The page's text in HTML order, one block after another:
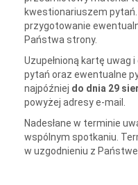
kwestionariuszem
przygotowanie
Państwa strony.
Uzupełnioną kartę uwag
pytań oraz ewentualne
najpóźniej do dnia 29
powyżej adresy e-mail.
Nadesłane w terminie
wspólnym spotkaniu.
w uzgodnieniu z